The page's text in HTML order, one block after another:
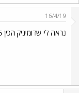
16/4/19
נראה לי שדומיניק הכין 5 סנדוויצ'ים חחח... לא סגור על זה